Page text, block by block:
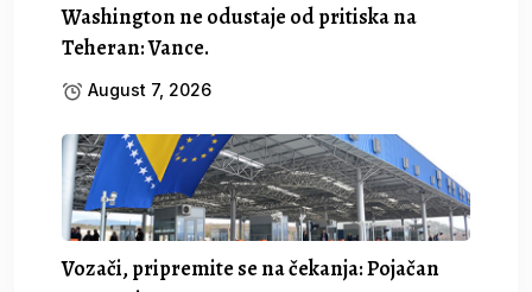
Washington ne odustaje od pritiska na
Teheran: Vance.
August 7, 2026
Vozači, pripremite se na čekanja: Pojačan